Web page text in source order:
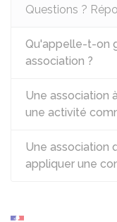
Questions ?
Qu'appelle-t-on
association ?
Une association
une activité
Une association
appliquer une